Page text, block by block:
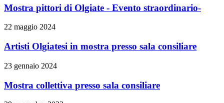
Mostra pittori di Olgiate - Evento straordinario-
22 maggio 2024
Artisti Olgiatesi in mostra presso sala consiliare
23 gennaio 2024
Mostra collettiva presso sala consiliare